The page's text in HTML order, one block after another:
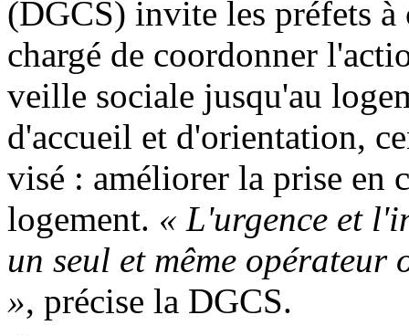
(DGCS) invite les préfets
chargé de coordonner
veille sociale jusqu'au
d'accueil et d'orientation,
visé : améliorer la prise en
logement. « L'urgence et
un seul et même
», précise la DGCS.